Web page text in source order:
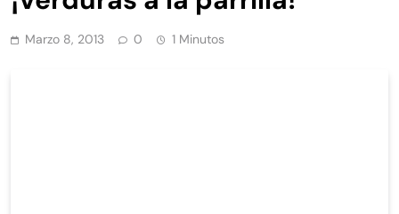
Marzo 8, 2013 0 1 Minutos